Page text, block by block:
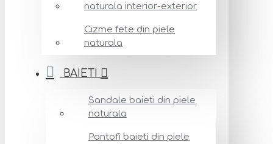
naturala interior-exterior
Cizme fete din piele
naturala
BAIETI
Sandale baieti din piele
naturala
Pantofi baieti din piele